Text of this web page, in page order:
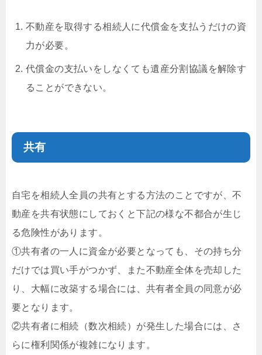
不動産を取得する相続人に代償金を支払うだけの資
力が必要。
代償金の支払いをしなくても遺産分割協議を解除す
ることができない。
共有
自宅を相続人全員の共有とする方法のことですが、不
動産を共有状態にしておくと下記の様な不都合が生じ
る危険性があります。
①共有者の一人に資金が必要となっても、その持ち分
だけでは買い手がつかず、また不動産全体を売却した
り、大幅に改築する場合には、共有者全員の同意が必
要となります。
②共有者に相続（数次相続）が発生した場合には、さ
らに権利関係が複雑になります。